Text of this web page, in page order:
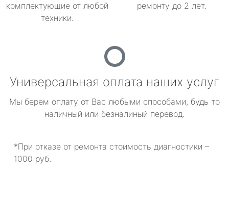
комплектующие от любой
техники.
ремонту до 2 лет.
Универсальная оплата наших услуг
Мы берем оплату от Вас любыми способами, будь то
наличный или безналиный перевод.
*При отказе от ремонта стоимость диагностики –
1000 руб.